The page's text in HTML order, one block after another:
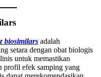
biosimilars adalah
setara dengan obat biologis
untuk memastikan
profil efek samping yang